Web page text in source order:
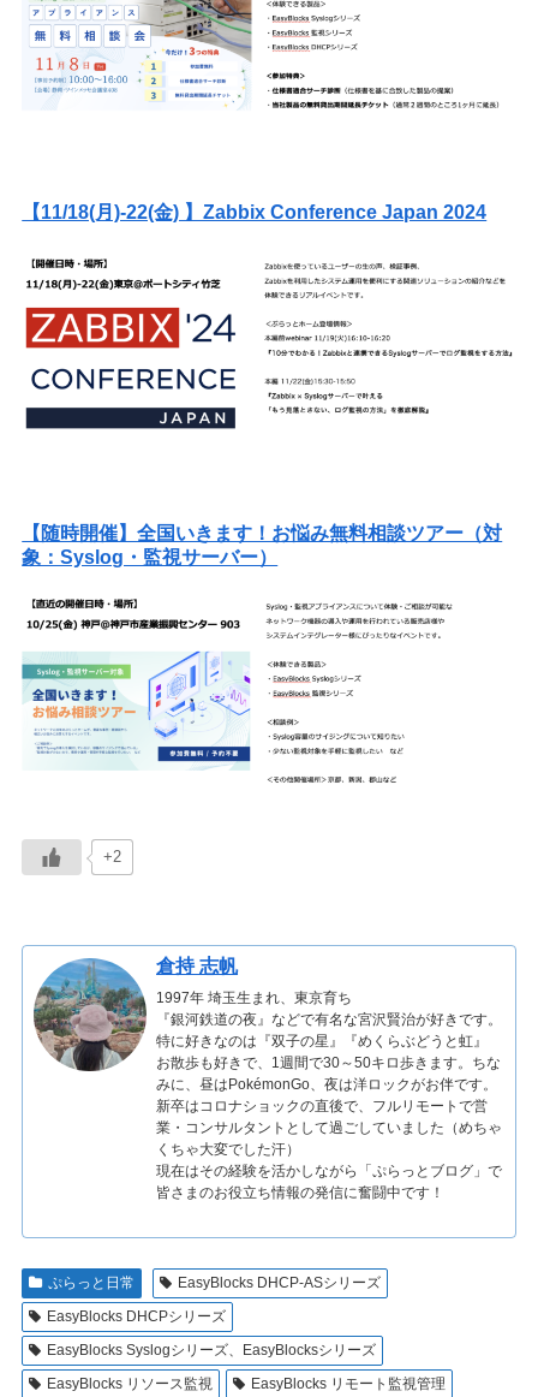
【11/18(月)-22(金) 】Zabbix Conference Japan 2024
【随時開催】全国いきます！お悩み無料相談ツアー（対
象：Syslog・監視サーバー）
+2
倉持 志帆
1997年 埼玉生まれ、東京育ち
『銀河鉄道の夜』などで有名な宮沢賢治が好きです。
特に好きなのは『双子の星』『めくらぶどうと虹』
お散歩も好きで、1週間で30～50キロ歩きます。ちな
みに、昼はPokémonGo、夜は洋ロックがお伴です。
新卒はコロナショックの直後で、フルリモートで営
業・コンサルタントとして過ごしていました（めちゃ
くちゃ大変でした汗）
現在はその経験を活かしながら「ぷらっとブログ」で
皆さまのお役立ち情報の発信に奮闘中です！
ぷらっと日常
EasyBlocks DHCP-ASシリーズ
EasyBlocks DHCPシリーズ
EasyBlocks Syslogシリーズ、EasyBlocksシリーズ
EasyBlocks リソース監視
EasyBlocks リモート監視管理